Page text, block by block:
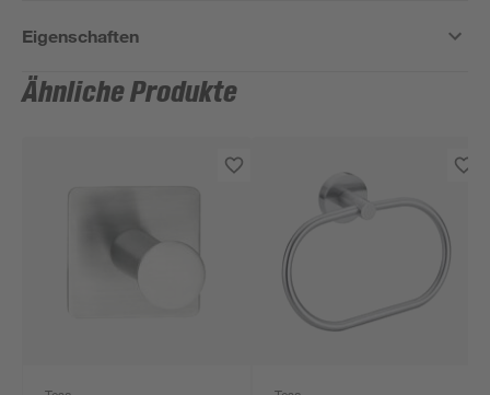
Eigenschaften
Ähnliche Produkte